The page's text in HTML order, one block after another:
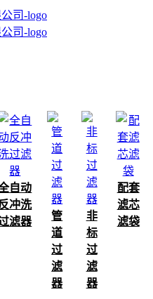
自动
冲洗
滤器
管
道
过
滤
器
非
标
过
滤
器
配套
滤芯
滤袋